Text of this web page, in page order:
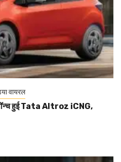
वायरल
हुई Tata Altroz iCNG,